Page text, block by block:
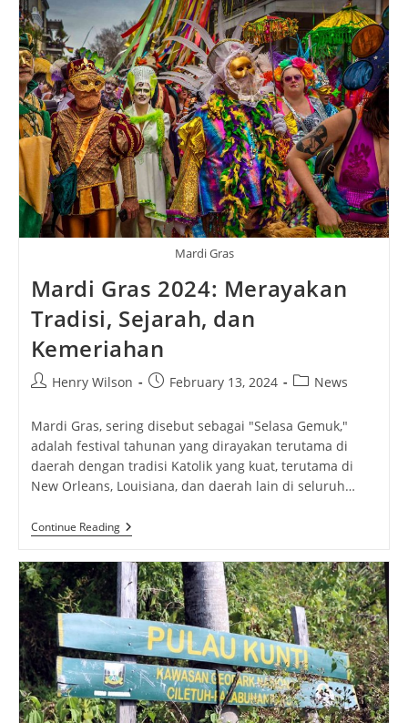
Stock
Tumbles
And
$328M
Wage
Settlement
Unfold
Amidst
Competitive
Struggle
Mardi Gras
Mardi Gras 2024: Merayakan
Tradisi, Sejarah, dan
Kemeriahan
PostHenry Wilson
PostFebruary 13, 2024
PostNews
Mardi Gras, sering disebut sebagai "Selasa Gemuk,"
adalah festival tahunan yang dirayakan terutama di
daerah dengan tradisi Katolik yang kuat, terutama di
New Orleans, Louisiana, dan daerah lain di seluruh…
Continue ReadingMardi
Gras
Merayakan
Tradisi,
Sejarah,
Dan
Kemeriahan